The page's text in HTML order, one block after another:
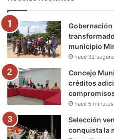
o
o
k
e
r
b
e
Gobernación
municipio
hace 32
Concejo
créditos
hace 5 minutos
Selección
conquista la